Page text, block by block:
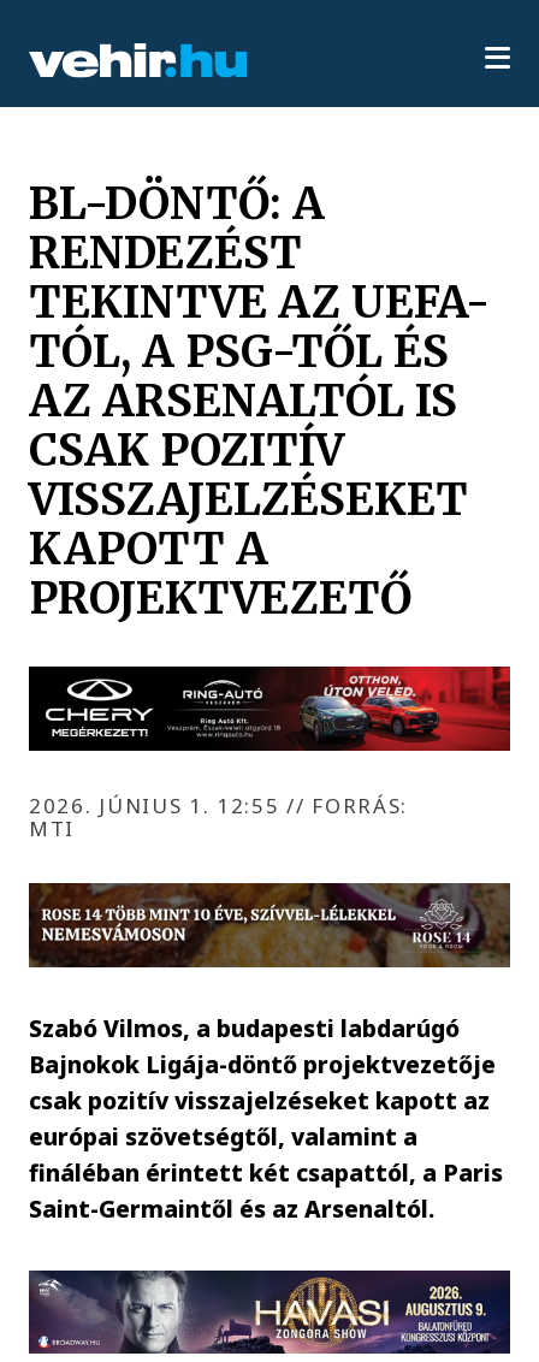
BL-DÖNTŐ: A
RENDEZÉST
TEKINTVE AZ UEFA-
TÓL, A PSG-TŐL ÉS
AZ ARSENALTÓL IS
CSAK POZITÍV
VISSZAJELZÉSEKET
KAPOTT A
PROJEKTVEZETŐ
2026. JÚNIUS 1. 12:55// FORRÁS:
MTI
Szabó Vilmos, a budapesti labdarúgó
Bajnokok Ligája-döntő projektvezetője
csak pozitív visszajelzéseket kapott az
európai szövetségtől, valamint a
fináléban érintett két csapattól, a Paris
Saint-Germaintől és az Arsenaltól.